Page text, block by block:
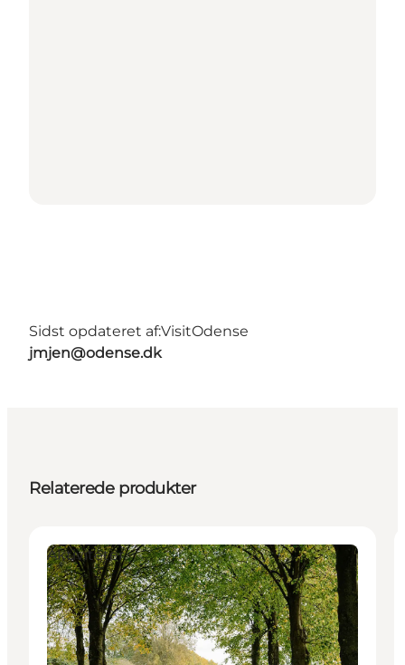
Sidst opdateret af:VisitOdense
jmjen@odense.dk
Relaterede produkter
Aktiviteter